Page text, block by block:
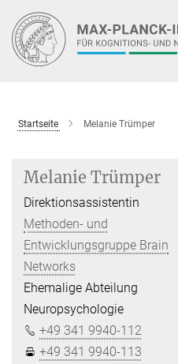
Hauptinhalt
Startseite Melanie Trümper
Melanie Trümper
Direktionsassistentin
Methoden- und
Entwicklungsgruppe Brain
Networks
Ehemalige Abteilung
Neuropsychologie
+49 341 9940-112
+49 341 9940-113